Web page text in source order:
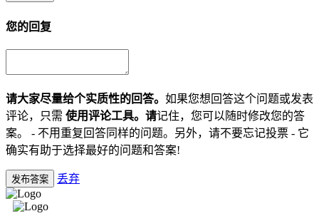
您的回复
请大家尽量给个实质性的回答。 如果您想回答这个问题或发表
评论，只需 使用评论工具。请记住，您可以随时修改您的答
案。 - 不用重复回答同样的问题。另外，请不要忘记投票 - 它
确实有助于选择最好的问题和答案!
发布答案 丢弃